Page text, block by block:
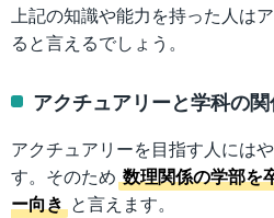
上記の知識や能力を持った人は
ると言えるでしょう。
アクチュアリーと学科の
アクチュアリーを目指す人には
す。そのため 数理関係の学部を
ー向き と言えます。